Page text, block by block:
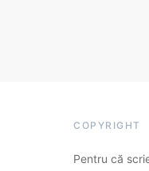
COPYRIGHT
Pentru că